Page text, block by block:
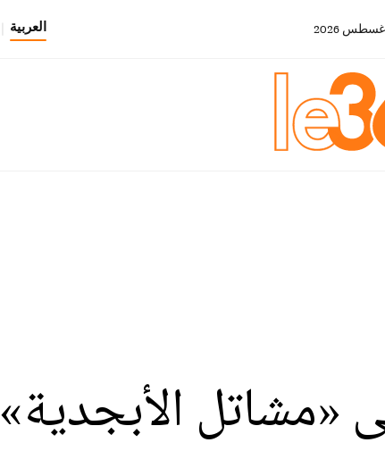
2026 العربية
«مشاتل الأبجدية»